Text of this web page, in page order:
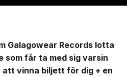
Galagowear Records lotta
som får ta med sig varsin
att vinna biljett för dig + en